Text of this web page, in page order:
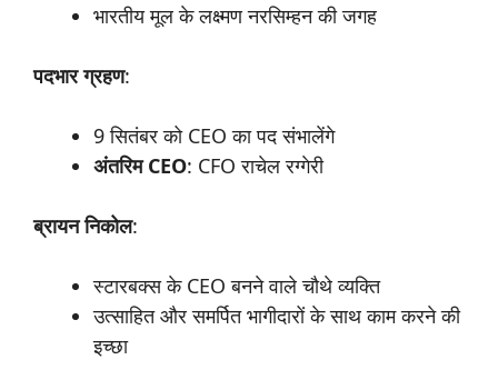
भारतीय मूल के लक्ष्मण नरसिम्हन की जगह
पदभारग्रहण:
9 सितंबर को CEO का पद संभालेंगे
अंतरिम CEO: CFO राचेल रग्गेरी
ब्रायननिकोल:
स्टारबक्स के CEO बनने वाले चौथे व्यक्ति
उत्साहित और समर्पित भागीदारों के साथ काम करने की
इच्छा